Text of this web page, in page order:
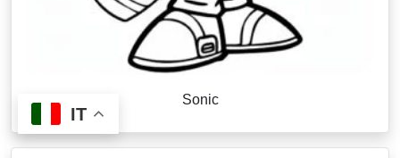
Sonic
IT